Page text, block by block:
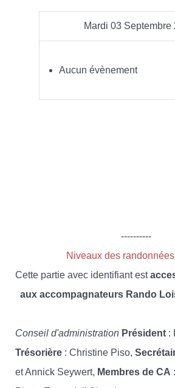
Mardi 03 Septembre
Aucun évènement
----------
Niveaux des
Cette partie avec identifiant est
aux accompagnateurs Rando
Conseil d'administration Président :
Trésorière : Christine Piso,
et Annick Seywert, Membres de CA